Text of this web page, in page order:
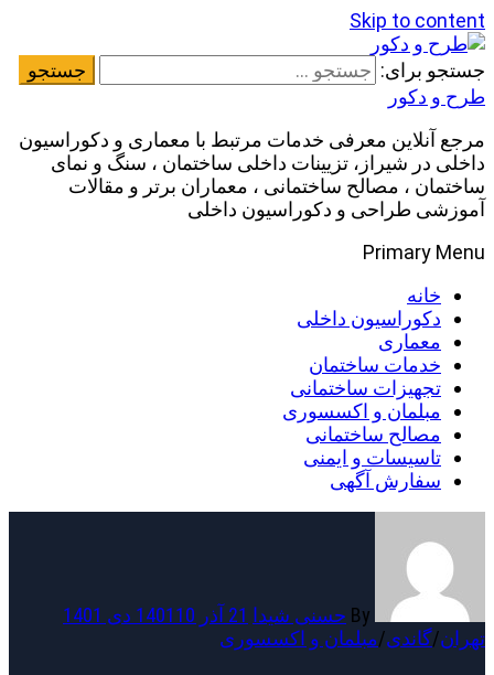
Skip to content
جستجو برای:
طرح و دکور
مرجع آنلاین معرفی خدمات مرتبط با معماری و دکوراسیون
داخلی در شیراز، تزیینات داخلی ساختمان ، سنگ و نمای
ساختمان ، مصالح ساختمانی ، معماران برتر و مقالات
آموزشی طراحی و دکوراسیون داخلی
Primary Menu
خانه
دکوراسیون داخلی
معماری
خدمات ساختمان
تجهیزات ساختمانی
مبلمان و اکسسوری
مصالح ساختمانی
تاسیسات و ایمنی
سفارش آگهی
حسنی شیدا 21 آذر 1401
10 دی 1401
تهران/گاندی/مبلمان و اکسسوری